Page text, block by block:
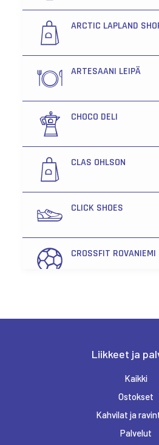
ARCTIC LAPLAND
ARTESAANI LEIPÄ
CHOCO DELI
CLAS OHLSON
CLICK SHOES
CROSSFIT ROVANIEMI
INTERSPORT
Liikkeet ja
Kaikki
Ostokset
Kahvilat ja
Palvelut